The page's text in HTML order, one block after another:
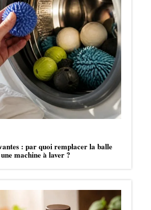
: par quoi remplacer la balle
machine à laver ?